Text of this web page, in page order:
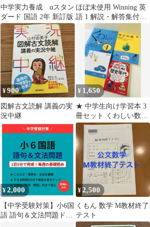
中学実力養成 αスタン
ダード 国語 2年 新訂版
ほぼ未使用 Winning 英
語 1 解説・解答集付き
中1 参考書
¥900
図解古文読解 講義の実
況中継
¥ 1,650
★ 中学生向け学習本 3
冊セット くわしい数学
中1 歴史年代暗記 学び
の技
¥2,000
【中学受験対策】小6国
語 語句＆文法問題ドリ
¥2,500
くもん 数学 M教材終了
テスト